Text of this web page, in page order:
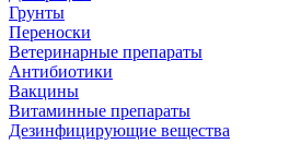
Грунты
Переноски
Ветеринарные препараты
Антибиотики
Вакцины
Витаминные препараты
Дезинфицирующие вещества